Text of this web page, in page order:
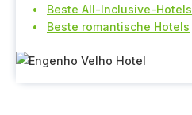
Beste All-Inclusive-Hotels
Beste romantische Hotels